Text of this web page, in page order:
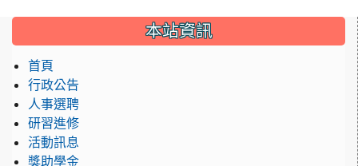
::: 本站資訊
首頁
行政公告
人事選聘
研習進修
活動訊息
獎助學金